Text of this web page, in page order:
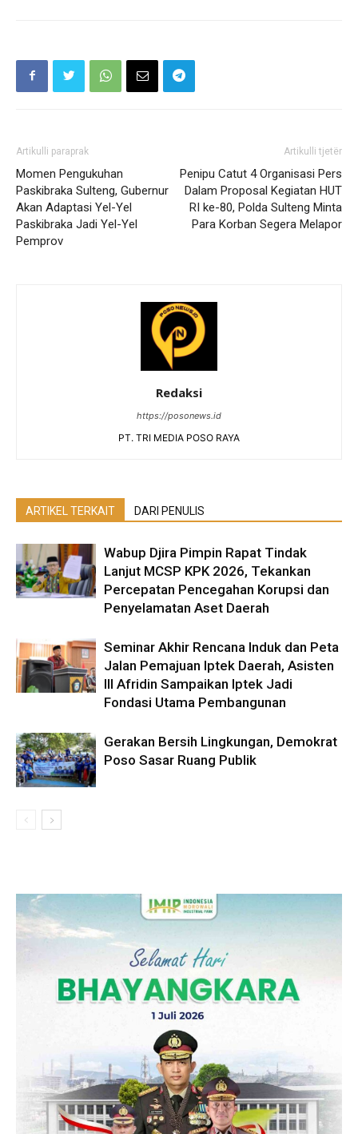
Artikulli paraprak
Momen Pengukuhan
Paskibraka Sulteng, Gubernur
Akan Adaptasi Yel-Yel
Paskibraka Jadi Yel-Yel
Pemprov
Artikulli tjetër
Penipu Catut 4 Organisasi Pers
Dalam Proposal Kegiatan HUT
RI ke-80, Polda Sulteng Minta
Para Korban Segera Melapor
Redaksi
https://posonews.id
PT. TRI MEDIA POSO RAYA
ARTIKEL TERKAIT DARI PENULIS
Wabup Djira Pimpin Rapat Tindak
Lanjut MCSP KPK 2026, Tekankan
Percepatan Pencegahan Korupsi dan
Penyelamatan Aset Daerah
Seminar Akhir Rencana Induk dan Peta
Jalan Pemajuan Iptek Daerah, Asisten
III Afridin Sampaikan Iptek Jadi
Fondasi Utama Pembangunan
Gerakan Bersih Lingkungan, Demokrat
Poso Sasar Ruang Publik